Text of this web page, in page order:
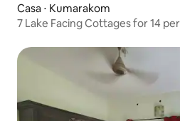
Casa ⋅ Kumarakom
7 Lake Facing Cottages for 14